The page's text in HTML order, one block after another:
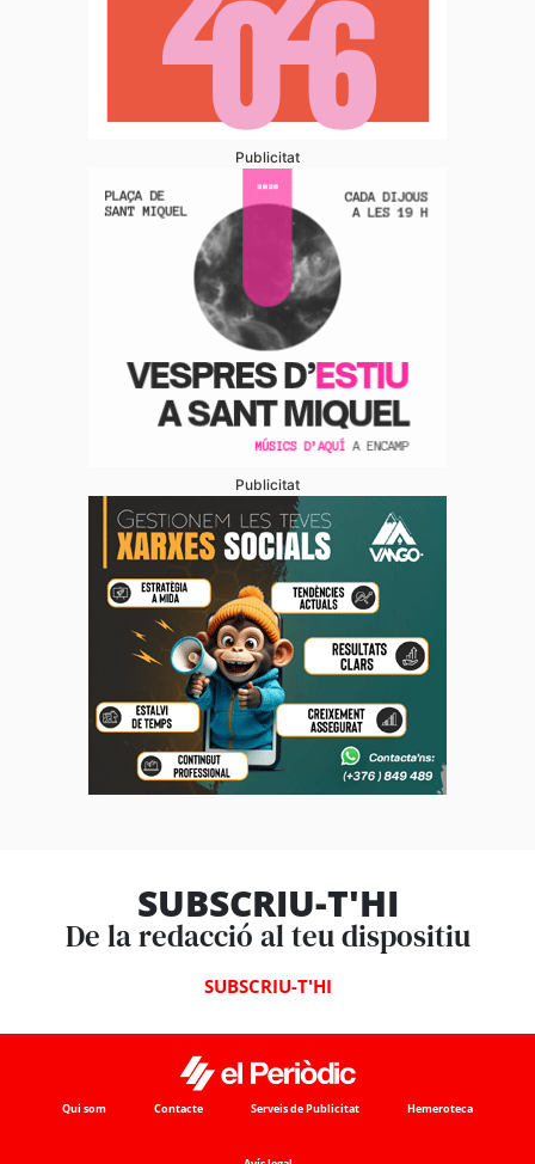
Publicitat
Publicitat
SUBSCRIU-T'HI
De la redacció al teu dispositiu
SUBSCRIU-T'HI
Qui som Contacte Serveis de Publicitat Hemeroteca